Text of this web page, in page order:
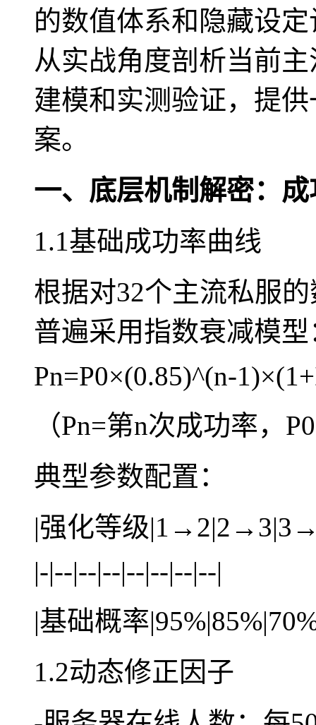
的数值体系和隐藏设
从实战角度剖析当前
建模和实测验证，提
案。
一、底层机制解密：
1.1基础成功率曲线
根据对32个主流私服
普遍采用指数衰减模型
Pn=P0×(0.85)^(n-
（Pn=第n次成功率，
典型参数配置：
|强化等级
|-|--|--|--|--|--|--|--|
|基础概率
1.2动态修正因子